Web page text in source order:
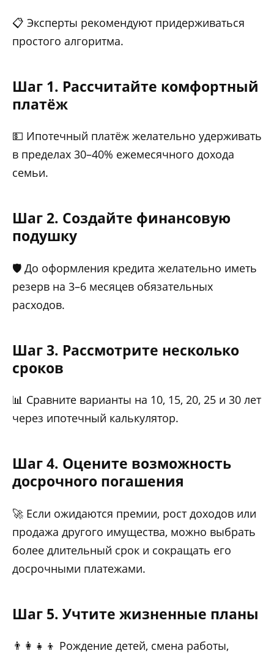
📋 Эксперты рекомендуют придерживаться
простого алгоритма.
Шаг 1. Рассчитайте комфортный
платёж
💵 Ипотечный платёж желательно удерживать
в пределах 30–40% ежемесячного дохода
семьи.
Шаг 2. Создайте финансовую
подушку
🛡️ До оформления кредита желательно иметь
резерв на 3–6 месяцев обязательных
расходов.
Шаг 3. Рассмотрите несколько
сроков
📊 Сравните варианты на 10, 15, 20, 25 и 30 лет
через ипотечный калькулятор.
Шаг 4. Оцените возможность
досрочного погашения
🚀 Если ожидаются премии, рост доходов или
продажа другого имущества, можно выбрать
более длительный срок и сокращать его
досрочными платежами.
Шаг 5. Учтите жизненные планы
👨‍👩‍👧‍👦 Рождение детей, смена работы,